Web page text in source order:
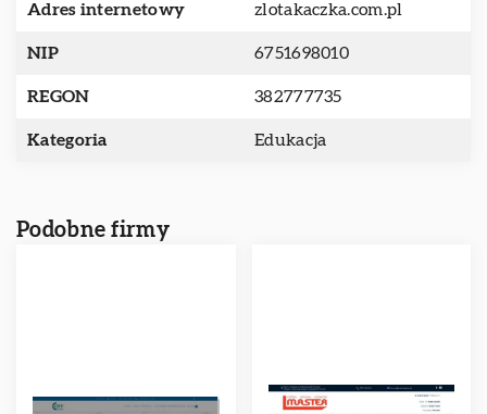
Adres internetowy zlotakaczka.com.pl
NIP 6751698010
REGON 382777735
Kategoria Edukacja
Podobne firmy